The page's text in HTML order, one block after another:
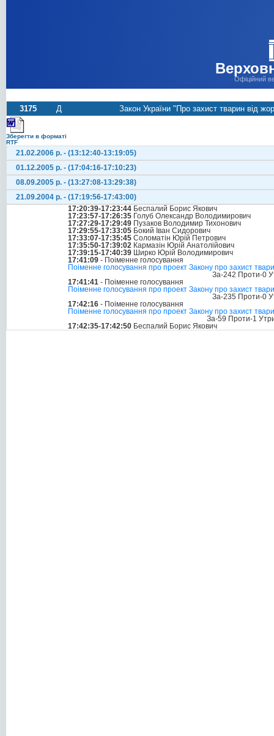
Офіційний
3175 Д Закон України "Про захист тварин від
Зберегти в форматі
RTF
21.02.2006 р. - (13:12:40-13:19:05)
01.12.2005 р. - (17:04:16-17:10:23)
08.09.2005 р. - (13:27:08-13:29:38)
21.09.2004 р. - (17:19:56-17:43:00)
17:20:39-17:23:44 Беспалий Борис Якович
17:23:57-17:26:35 Голуб Олександр Володимирович
17:27:29-17:29:49 Пузаков Володимир Тихонович
17:29:55-17:33:05 Бокий Іван Сидорович
17:33:07-17:35:45 Соломатін Юрій Петрович
17:35:50-17:39:02 Кармазін Юрій Анатолійович
17:39:15-17:40:39 Ширко Юрій Володимирович
17:41:09 - Поіменне голосування
Поіменне голосування про проект Закону про захист
За-242 Проти-0
17:41:41 - Поіменне голосування
Поіменне голосування про проект Закону про захист
За-235 Проти-0
17:42:16 - Поіменне голосування
Поіменне голосування про проект Закону про захист
За-59 Проти-1
17:42:35-17:42:50 Беспалий Борис Якович